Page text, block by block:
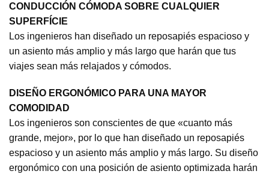
CONDUCCIÓN CÓMODA SOBRE CUALQUIER
SUPERFÍCIE
Los ingenieros han diseñado un reposapiés espacioso y
un asiento más amplio y más largo que harán que tus
viajes sean más relajados y cómodos.
DISEÑO ERGONÓMICO PARA UNA MAYOR
COMODIDAD
Los ingenieros son conscientes de que «cuanto más
grande, mejor», por lo que han diseñado un reposapiés
espacioso y un asiento más amplio y más largo. Su diseño
ergonómico con una posición de asiento optimizada harán